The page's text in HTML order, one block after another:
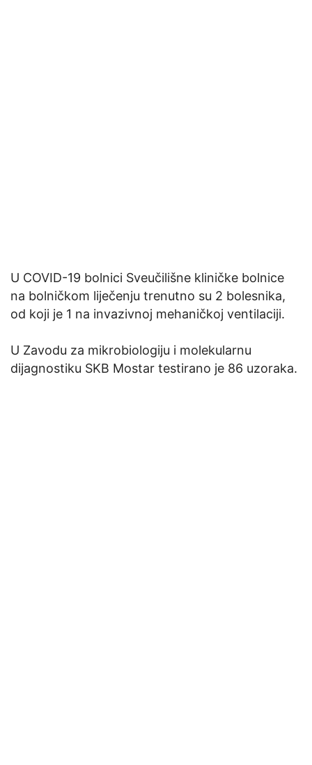
U COVID-19 bolnici Sveučilišne kliničke bolnice
na bolničkom liječenju trenutno su 2 bolesnika,
od koji je 1 na invazivnoj mehaničkoj ventilaciji.
U Zavodu za mikrobiologiju i molekularnu
dijagnostiku SKB Mostar testirano je 86 uzoraka.